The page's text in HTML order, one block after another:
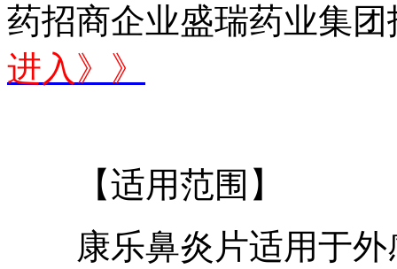
药招商企业盛瑞药业集
进入》》
【适用范围】
康乐鼻炎片适用于外